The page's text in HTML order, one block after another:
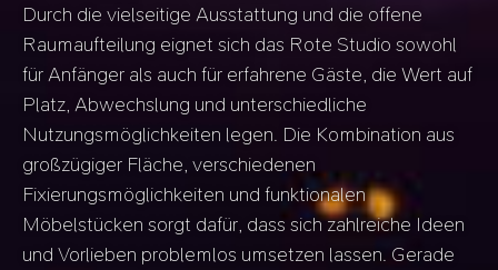
Durch die vielseitige Ausstattung und die offene
Raumaufteilung eignet sich das Rote Studio sowohl
für Anfänger als auch für erfahrene Gäste, die Wert auf
Platz, Abwechslung und unterschiedliche
Nutzungsmöglichkeiten legen. Die Kombination aus
großzügiger Fläche, verschiedenen
Fixierungsmöglichkeiten und funktionalen
Möbelstücken sorgt dafür, dass sich zahlreiche Ideen
und Vorlieben problemlos umsetzen lassen. Gerade